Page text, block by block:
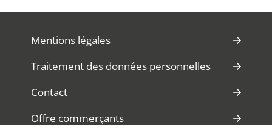
Mentions légales
Traitement des données personnelles
Contact
Offre commerçants